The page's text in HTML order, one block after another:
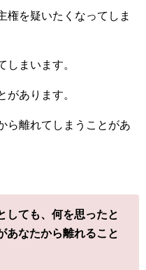
権を疑いたくなってしま
しまいます。
があります。
ら離れてしまうことがあ
しても、何を思ったと
あなたから離れること